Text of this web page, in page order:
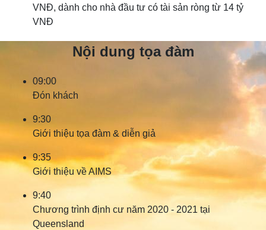
VNĐ, dành cho nhà đầu tư có tài sản ròng từ 14 tỷ
VNĐ
Nội dung tọa đàm
09:00
Đón khách
9:30
Giới thiệu tọa đàm & diễn giả
9:35
Giới thiệu về AIMS
9:40
Chương trình định cư năm 2020 - 2021 tại
Queensland